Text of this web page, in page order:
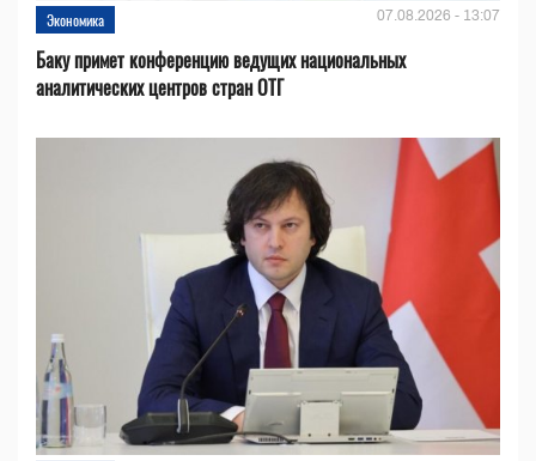
Экономика 07.08.2026 - 13:07
Баку примет конференцию ведущих национальных
аналитических центров стран ОТГ